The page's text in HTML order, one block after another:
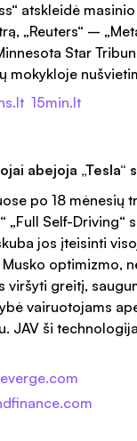
atskleidė
„Reuters“ –
Star
mokykloje
15min.lt
abejoja „Tesla“
po 18 mėnesių
„Full Self-Driving“
jos įteisinti
optimizmo,
viršyti greitį,
vairuotojams
JAV ši